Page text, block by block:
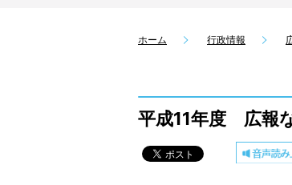
ホーム 行政情報
平成11年度 広報